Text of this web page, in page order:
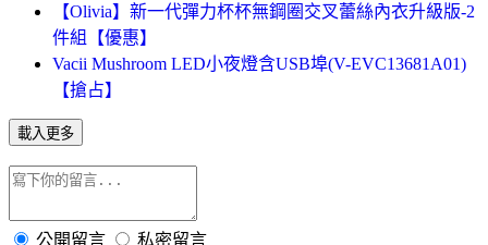
【Olivia】新一代彈力杯杯無鋼圈交叉蕾絲內衣升級版-2
件組【優惠】
Vacii Mushroom LED小夜燈含USB埠(V-EVC13681A01)
【搶占】
載入更多
公開留言 私密留言